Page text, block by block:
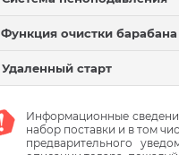
Функция очистки барабана
Удаленный старт
Информационные
набор поставки и в том
предварительного